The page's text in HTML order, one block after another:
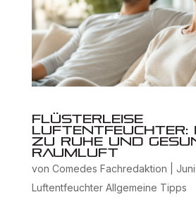
Flüsterleise
Luftentfeuchter:
zu Ruhe und
Raumluft
von Comedes Fachredaktion
Luftentfeuchter Allgemeine Tipps